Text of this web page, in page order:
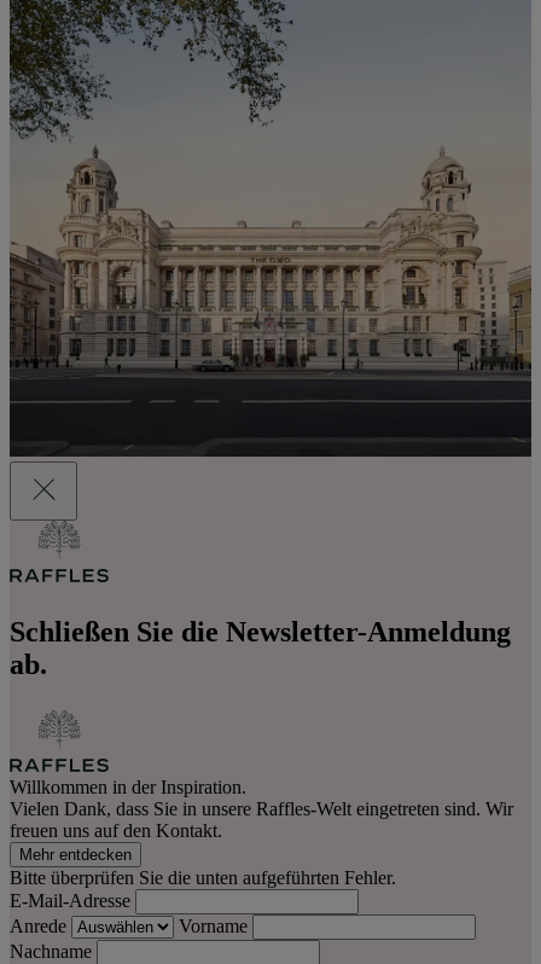
Schließen Sie die Newsletter-Anmeldung
ab.
Willkommen in der Inspiration.
Vielen Dank, dass Sie in unsere Raffles-Welt eingetreten sind. Wir
freuen uns auf den Kontakt.
Mehr entdecken
Bitte überprüfen Sie die unten aufgeführten Fehler.
E-Mail-Adresse
Anrede
Vorname
Nachname